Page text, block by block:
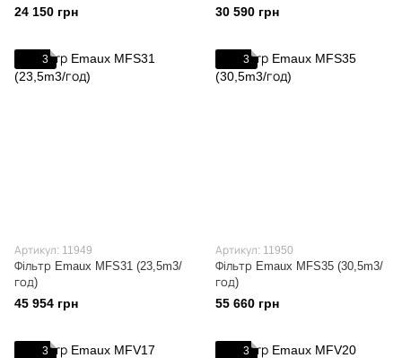
24 150 грн 30 590 грн
3
Артикул: 11949
Фільтр Emaux MFS31 (23,5m3/
год)
45 954 грн
3
Артикул: 11950
Фільтр Emaux MFS35 (30,5m3/
год)
55 660 грн
3 3